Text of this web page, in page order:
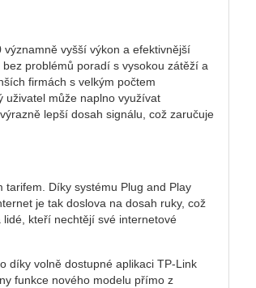
vyšší výkon a efektivnější
problémů poradí s vysokou zátěží a
firmách s velkým počtem
může naplno využívat
lepší dosah signálu, což zaručuje
Díky systému Plug and Play
je tak doslova na dosah ruky, což
kteří nechtějí své internetové
díky volně dostupné aplikaci TP-Link
funkce nového modelu přímo z